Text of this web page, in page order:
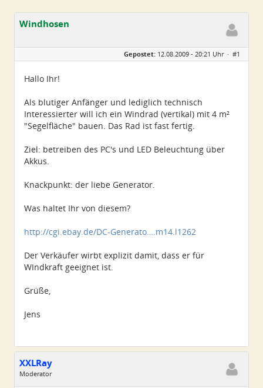
Windhosen
Geschlecht:
keine Angabe
Beiträge:
1
Gepostet: 12.08.2009 - 20:21 Uhr · #1
Hallo Ihr!
Als blutiger Anfänger und lediglich technisch
Interessierter will ich ein Windrad (vertikal) mit 4 m²
"Segelfläche" bauen. Das Rad ist fast fertig.
Ziel: betreiben des PC's und LED Beleuchtung über
Akkus.
Knackpunkt: der liebe Generator.
Was haltet Ihr von diesem?
http://cgi.ebay.de/DC-Generato….m14.l1262
Der Verkäufer wirbt explizit damit, dass er für
WIndkraft geeignet ist.
Grüße,
Jens
XXLRay
Moderator